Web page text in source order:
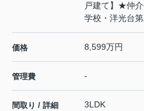
戸建て】★仲
学校・洋光台第
価格 8,599万円
管理費 -
間取り / 詳細
3LDK